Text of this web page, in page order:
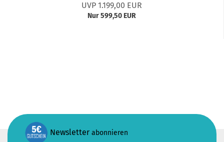
UVP 1.199,00 EUR
Nur 599,50 EUR
Newsletter abonnieren